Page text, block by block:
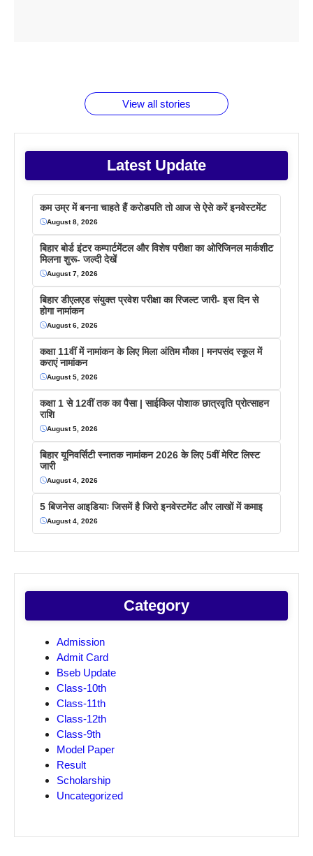
View all stories
Latest Update
कम उम्र में बनना चाहते हैं करोडपति तो आज से ऐसे करें इनवेस्टमेंट
August 8, 2026
बिहार बोर्ड इंटर कम्पार्टमेंटल और विशेष परीक्षा का ओरिजिनल मार्कशीट
मिलना शुरू- जल्दी देखें
August 7, 2026
बिहार डीएलएड संयुक्त प्रवेश परीक्षा का रिजल्ट जारी- इस दिन से
होगा नामांकन
August 6, 2026
कक्षा 11वीं में नामांकन के लिए मिला अंतिम मौका | मनपसंद स्कूल में
कराएं नामांकन
August 5, 2026
कक्षा 1 से 12वीं तक का पैसा | साईकिल पोशाक छात्रवृति प्रोत्साहन
राशि
August 5, 2026
बिहार यूनिवर्सिटी स्नातक नामांकन 2026 के लिए 5वीं मेरिट लिस्ट
जारी
August 4, 2026
5 बिजनेस आइडियाः जिसमें है जिरो इनवेस्टमेंट और लाखों में कमाइ
August 4, 2026
Category
Admission
Admit Card
Bseb Update
Class-10th
Class-11th
Class-12th
Class-9th
Model Paper
Result
Scholarship
Uncategorized